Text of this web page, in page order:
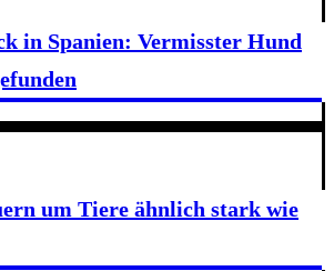
in Spanien: Vermisster Hund
um Tiere ähnlich stark wie